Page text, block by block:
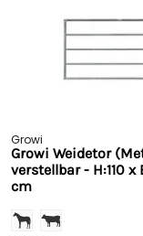
Growi
Growi Weidetor
verstellbar - H:110
cm